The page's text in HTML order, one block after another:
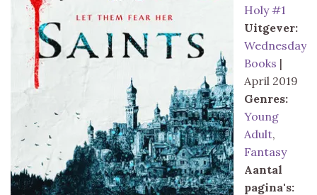
Holy #1
Uitgever:
Wednesday
Books |
April 2019
Genres:
Young
Adult,
Fantasy
Aantal
pagina's: